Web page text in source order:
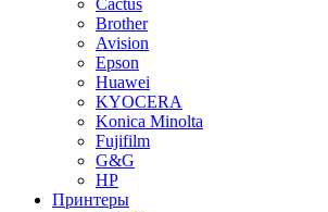
Cactus
Brother
Avision
Epson
Huawei
KYOCERA
Konica Minolta
Fujifilm
G&G
HP
Принтеры